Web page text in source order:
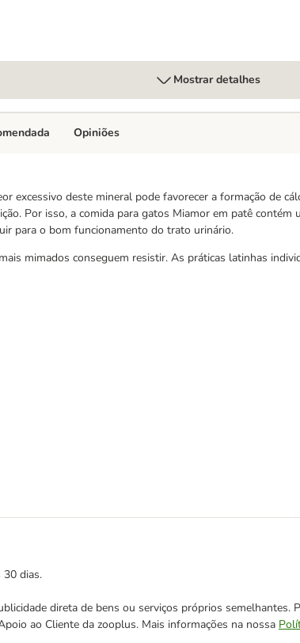
Mostrar detalhes
excessivo deste mineral pode favorecer a formação de
Por isso, a comida para gatos Miamor em patê contém
para o bom funcionamento do trato urinário.
mimados conseguem resistir. As práticas latinhas
Opiniões
dias.
direta de bens ou serviços próprios
ao Cliente da zooplus. Mais informações na nossa